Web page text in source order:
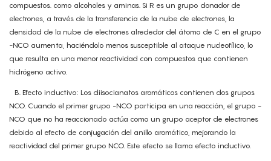
compuestos. como alcoholes y aminas. Si R es un grupo donador de
electrones, a través de la transferencia de la nube de electrones, la
densidad de la nube de electrones alrededor del átomo de C en el grupo
-NCO aumenta, haciéndolo menos susceptible al ataque nucleofílico, lo
que resulta en una menor reactividad con compuestos que contienen
hidrógeno activo.
B. Efecto inductivo: Los diisocianatos aromáticos contienen dos grupos
NCO. Cuando el primer grupo -NCO participa en una reacción, el grupo -
NCO que no ha reaccionado actúa como un grupo aceptor de electrones
debido al efecto de conjugación del anillo aromático, mejorando la
reactividad del primer grupo NCO. Este efecto se llama efecto inductivo.